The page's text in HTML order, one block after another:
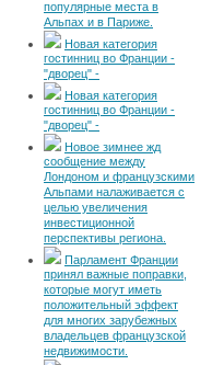
популярные места в
Альпах и в Париже.
Новая категория
гостинниц во Франции -
"дворец" -
Новая категория
гостинниц во Франции -
"дворец" -
Новое зимнее жд
сообщение между
Лондоном и французскими
Альпами налаживается с
целью увеличения
инвестиционной
перспективы региона.
Парламент Франции
принял важные поправки,
которые могут иметь
положительный эффект
для многих зарубежных
владельцев французской
недвижимости.